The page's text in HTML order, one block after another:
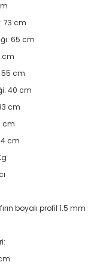
73 cm
65 cm
cm
55 cm
40 cm
cm
cm
cm
boyalı profil 1.5 mm